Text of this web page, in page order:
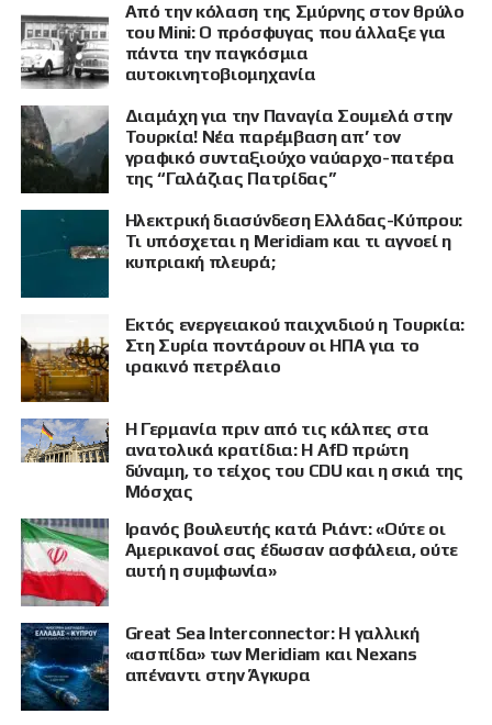
Από την κόλαση της Σμύρνης στον θρύλο
του Mini: Ο πρόσφυγας που άλλαξε για
πάντα την παγκόσμια
αυτοκινητοβιομηχανία
Διαμάχη για την Παναγία Σουμελά στην
Τουρκία! Νέα παρέμβαση απ’ τον
γραφικό συνταξιούχο ναύαρχο-πατέρα
της “Γαλάζιας Πατρίδας”
Ηλεκτρική διασύνδεση Ελλάδας-Κύπρου:
Τι υπόσχεται η Meridiam και τι αγνοεί η
κυπριακή πλευρά;
Εκτός ενεργειακού παιχνιδιού η Τουρκία:
Στη Συρία ποντάρουν οι ΗΠΑ για το
ιρακινό πετρέλαιο
Η Γερμανία πριν από τις κάλπες στα
ανατολικά κρατίδια: Η AfD πρώτη
δύναμη, το τείχος του CDU και η σκιά της
Μόσχας
Ιρανός βουλευτής κατά Ριάντ: «Ούτε οι
Αμερικανοί σας έδωσαν ασφάλεια, ούτε
αυτή η συμφωνία»
Great Sea Interconnector: Η γαλλική
«ασπίδα» των Meridiam και Nexans
απέναντι στην Άγκυρα